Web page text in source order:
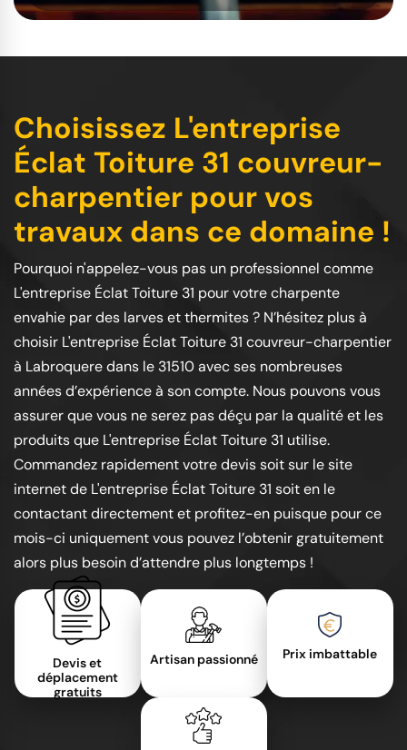
Choisissez L'entreprise
Éclat Toiture 31 couvreur-
charpentier pour vos
travaux dans ce domaine !
Pourquoi n'appelez-vous pas un professionnel comme
L'entreprise Éclat Toiture 31 pour votre charpente
envahie par des larves et thermites ? N’hésitez plus à
choisir L'entreprise Éclat Toiture 31 couvreur-charpentier
à Labroquere dans le 31510 avec ses nombreuses
années d’expérience à son compte. Nous pouvons vous
assurer que vous ne serez pas déçu par la qualité et les
produits que L'entreprise Éclat Toiture 31 utilise.
Commandez rapidement votre devis soit sur le site
internet de L'entreprise Éclat Toiture 31 soit en le
contactant directement et profitez-en puisque pour ce
mois-ci uniquement vous pouvez l’obtenir gratuitement
alors plus besoin d’attendre plus longtemps !
Devis et
déplacement
gratuits
Artisan passionné Prix imbattable